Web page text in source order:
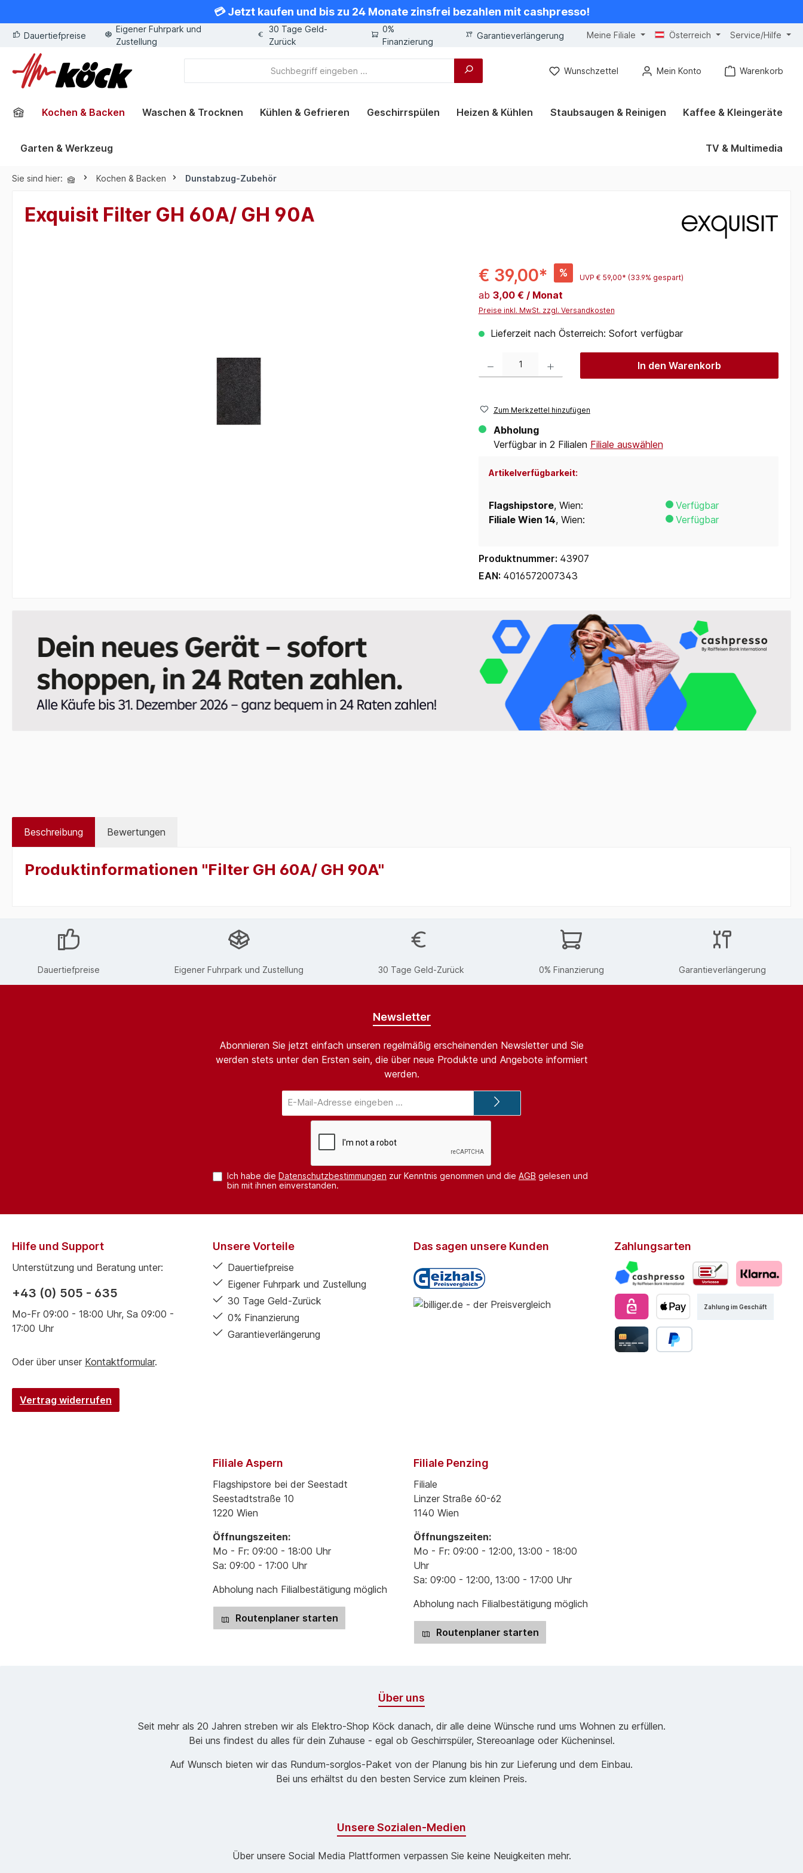
💳 Jetzt kaufen und bis zu 24 Monate zinsfrei bezahlen mit cashpresso!
Dauertiefpreise
Eigener Fuhrpark und
Zustellung
30 Tage Geld-
Zurück
0%
Finanzierung
Garantieverlängerung Meine Filiale Österreich Service/Hilfe
Wunschzettel Mein Konto Warenkorb
Kochen & Backen Waschen & Trocknen Kühlen & Gefrieren Geschirrspülen Heizen & Kühlen Staubsaugen & Reinigen Kaffee & Kleingeräte
Garten & Werkzeug TV & Multimedia
Sie sind hier: Kochen & Backen Dunstabzug-Zubehör
Exquisit Filter GH 60A/ GH 90A
€ 39,00* % UVP € 59,00* (33.9% gespart)
ab 3,00 € / Monat
Preise inkl. MwSt. zzgl. Versandkosten
Lieferzeit nach Österreich: Sofort verfügbar
In den Warenkorb
Zum Merkzettel hinzufügen
Abholung
Verfügbar in 2 Filialen Filiale auswählen
Artikelverfügbarkeit:
Flagshipstore, Wien:
Verfügbar
Filiale Wien 14, Wien: Verfügbar
Produktnummer: 43907
EAN: 4016572007343
Beschreibung Bewertungen
Produktinformationen "Filter GH 60A/ GH 90A"
Dauertiefpreise Eigener Fuhrpark und Zustellung 30 Tage Geld-Zurück 0% Finanzierung Garantieverlängerung
Newsletter
Abonnieren Sie jetzt einfach unseren regelmäßig erscheinenden Newsletter und Sie
werden stets unter den Ersten sein, die über neue Produkte und Angebote informiert
werden.
Mail-
Adresse*
Ich habe die Datenschutzbestimmungen zur Kenntnis genommen und die AGB gelesen und
bin mit ihnen einverstanden.
Hilfe und Support
Unterstützung und Beratung unter:
+43 (0) 505 - 635
Mo-Fr 09:00 - 18:00 Uhr, Sa 09:00 -
17:00 Uhr
Oder über unser Kontaktformular.
Vertrag widerrufen
Unsere Vorteile
Dauertiefpreise
Eigener Fuhrpark und Zustellung
30 Tage Geld-Zurück
0% Finanzierung
Garantieverlängerung
Das sagen unsere Kunden Zahlungsarten
Zahlung im Geschäft
Filiale Aspern
Flagshipstore bei der Seestadt
Seestadtstraße 10
1220 Wien
Öffnungszeiten:
Mo - Fr: 09:00 - 18:00 Uhr
Sa: 09:00 - 17:00 Uhr
Abholung nach Filialbestätigung möglich
Routenplaner starten
Filiale Penzing
Filiale
Linzer Straße 60-62
1140 Wien
Öffnungszeiten:
Mo - Fr: 09:00 - 12:00, 13:00 - 18:00
Uhr
Sa: 09:00 - 12:00, 13:00 - 17:00 Uhr
Abholung nach Filialbestätigung möglich
Routenplaner starten
Über uns
Seit mehr als 20 Jahren streben wir als Elektro-Shop Köck danach, dir alle deine Wünsche rund ums Wohnen zu erfüllen.
Bei uns findest du alles für dein Zuhause - egal ob Geschirrspüler, Stereoanlage oder Kücheninsel.
Auf Wunsch bieten wir das Rund­um-sorg­los-Pa­ket von der Planung bis hin zur Lieferung und dem Einbau.
Bei uns erhältst du den besten Service zum kleinen Preis.
Unsere Sozialen-Medien
Über unsere Social Media Plattformen verpassen Sie keine Neuigkeiten mehr.